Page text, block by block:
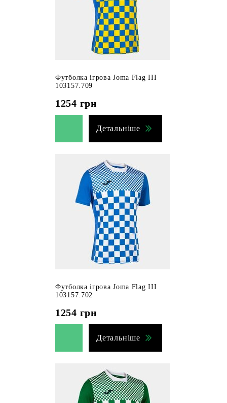
Футболка ігрова Joma Flag III
103157.709
1254 грн
Детальніше
Футболка ігрова Joma Flag III
103157.702
1254 грн
Детальніше